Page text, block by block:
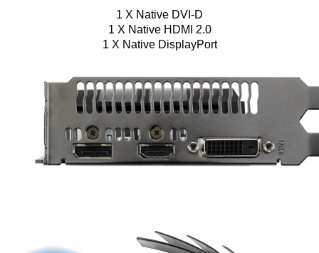
1 X Native DVI-D
1 X Native HDMI 2.0
1 X Native DisplayPort